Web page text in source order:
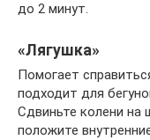
до 2 минут.
«Лягушка»
Помогает
подходит для
Сдвиньте колени на
положите